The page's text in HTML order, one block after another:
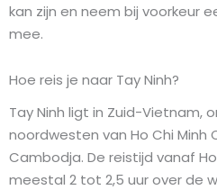
kan zijn en neem bij voorkeur
mee.
Hoe reis je naar Tay Ninh?
Tay Ninh ligt in Zuid-Vietnam,
noordwesten van Ho Chi Minh
Cambodja. De reistijd vanaf
meestal 2 tot 2,5 uur over de